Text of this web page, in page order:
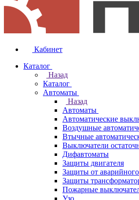
Кабинет
Каталог
Назад
Каталог
Автоматы
Назад
Автоматы
Автоматические
Воздушные
Втычные
Выключатели
Дифавтоматы
Защиты двигателя
Защиты от аварийного
Защиты
Пожарные
Узо